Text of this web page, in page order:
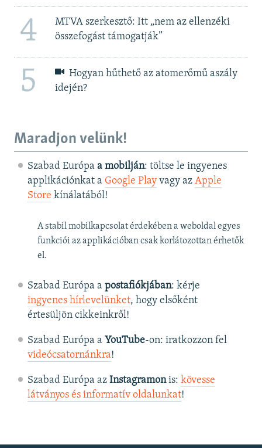
4
MTVA szerkesztő: Itt „nem az ellenzéki
összefogást támogatják”
5
Hogyan hűthető az atomerőmű aszály
idején?
Maradjon velünk!
Szabad Európa a mobilján: töltse le ingyenes
applikációnkat a Google Playvagy az Apple
Store kínálatából!
A stabil mobilkapcsolat érdekében a weboldal egyes
funkciói az applikációban csak korlátozottan érhetők
el.
Szabad Európa a postafiókjában: kérje
ingyenes hírlevelünket, hogy elsőként
értesüljön cikkeinkről!
Szabad Európa a YouTube-on: iratkozzon fel
videócsatornánkra!
Szabad Európa az Instagramonis: kövesse
látványos és informatív oldalunkat! ​